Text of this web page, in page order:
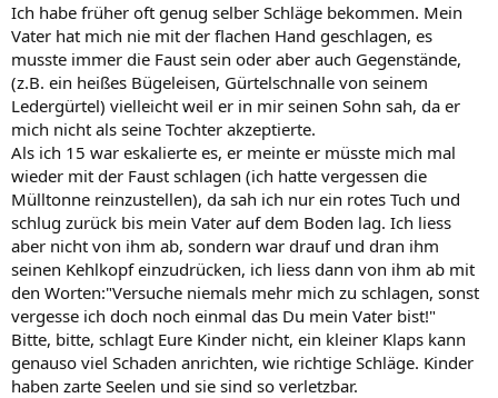
Ich habe früher oft genug selber Schläge bekommen. Mein
Vater hat mich nie mit der flachen Hand geschlagen, es
musste immer die Faust sein oder aber auch Gegenstände,
(z.B. ein heißes Bügeleisen, Gürtelschnalle von seinem
Ledergürtel) vielleicht weil er in mir seinen Sohn sah, da er
mich nicht als seine Tochter akzeptierte.
Als ich 15 war eskalierte es, er meinte er müsste mich mal
wieder mit der Faust schlagen (ich hatte vergessen die
Mülltonne reinzustellen), da sah ich nur ein rotes Tuch und
schlug zurück bis mein Vater auf dem Boden lag. Ich liess
aber nicht von ihm ab, sondern war drauf und dran ihm
seinen Kehlkopf einzudrücken, ich liess dann von ihm ab mit
den Worten:"Versuche niemals mehr mich zu schlagen, sonst
vergesse ich doch noch einmal das Du mein Vater bist!"
Bitte, bitte, schlagt Eure Kinder nicht, ein kleiner Klaps kann
genauso viel Schaden anrichten, wie richtige Schläge. Kinder
haben zarte Seelen und sie sind so verletzbar.